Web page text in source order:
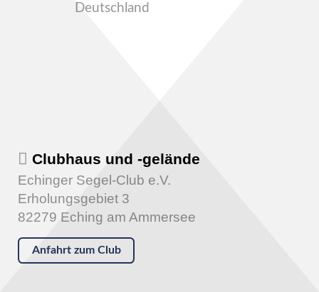
Deutschland
Clubhaus und -gelände
Echinger Segel-Club e.V.
Erholungsgebiet 3
82279 Eching am Ammersee
Anfahrt zum Club